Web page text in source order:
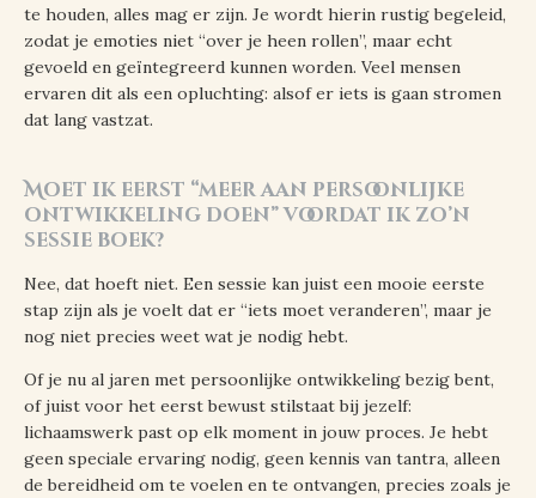
te houden, alles mag er zijn. Je wordt hierin rustig begeleid,
zodat je emoties niet “over je heen rollen”, maar echt
gevoeld en geïntegreerd kunnen worden. Veel mensen
ervaren dit als een opluchting: alsof er iets is gaan stromen
dat lang vastzat.
Moet ik eerst “meer aan persoonlijke
ontwikkeling doen” voordat ik zo’n
sessie boek?
Nee, dat hoeft niet. Een sessie kan juist een mooie eerste
stap zijn als je voelt dat er “iets moet veranderen”, maar je
nog niet precies weet wat je nodig hebt.
Of je nu al jaren met persoonlijke ontwikkeling bezig bent,
of juist voor het eerst bewust stilstaat bij jezelf:
lichaamswerk past op elk moment in jouw proces. Je hebt
geen speciale ervaring nodig, geen kennis van tantra, alleen
de bereidheid om te voelen en te ontvangen, precies zoals je